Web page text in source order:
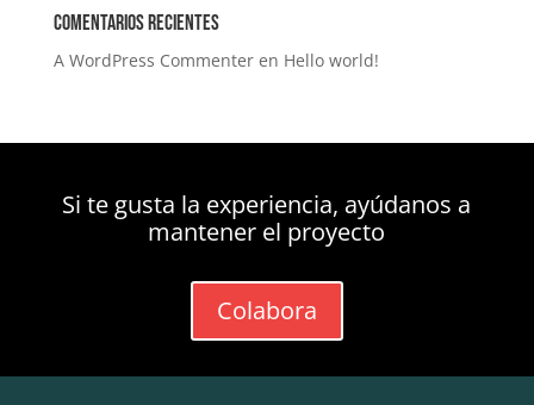
Comentarios recientes
A WordPress Commenteren Hello world!
Si te gusta la experiencia, ayúdanos a
mantener el proyecto
Colabora